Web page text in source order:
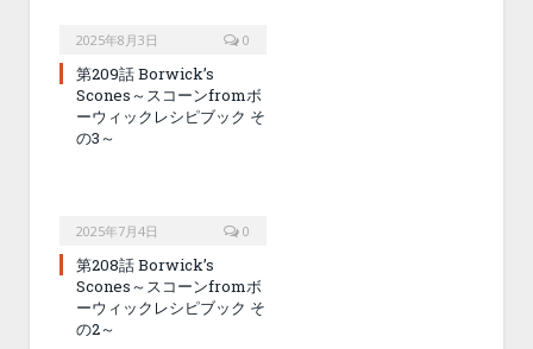
2025年8月3日 0
第209話 Borwick’s
Scones～スコーンfromボ
ーウィックレシピブック そ
の3～
2025年7月4日 0
第208話 Borwick’s
Scones～スコーンfromボ
ーウィックレシピブック そ
の2～